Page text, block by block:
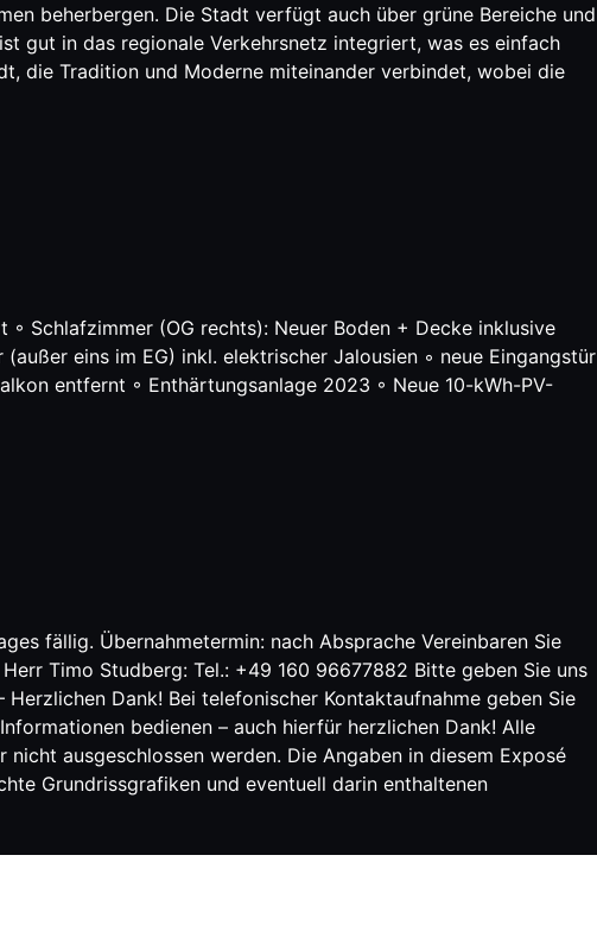
beherbergen. Die Stadt verfügt auch über grüne Bereiche und
gut in das regionale Verkehrsnetz integriert, was es einfach
die Tradition und Moderne miteinander verbindet, wobei die
Schlafzimmer (OG rechts): Neuer Boden + Decke inklusive
eins im EG) inkl. elektrischer Jalousien ◦ neue Eingangstür
entfernt ◦ Enthärtungsanlage 2023 ◦ Neue 10-kWh-PV-
fällig. Übernahmetermin: nach Absprache Vereinbaren Sie
Timo Studberg: Tel.: +49 160 96677882 Bitte geben Sie uns
Dank! Bei telefonischer Kontaktaufnahme geben Sie
bedienen – auch hierfür herzlichen Dank! Alle
ausgeschlossen werden. Die Angaben in diesem Exposé
Grundrissgrafiken und eventuell darin enthaltenen